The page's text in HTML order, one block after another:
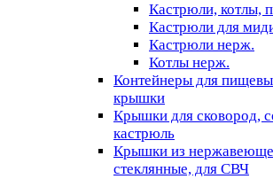
Кастрюли, котлы,
Кастрюли для
Кастрюли нерж.
Котлы нерж.
Контейнеры для
крышки
Крышки для сковород,
кастрюль
Крышки из
стеклянные, для СВЧ